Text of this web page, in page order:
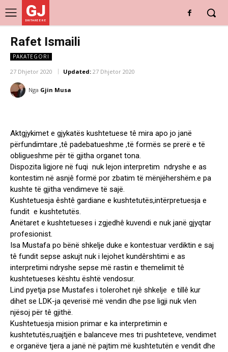
GJ
DRITARE E RE
Rafet Ismaili
PAKATEGORI
27 Dhjetor 2020 Updated: 27 Dhjetor 2020
Nga Gjin Musa
Aktgjykimet e gjykatës kushtetuese tê mira apo jo janë
përfundimtare ,tê padebatueshme ,të formës se prerë e të
obligueshme për të gjitha organet tona.
Dispozita ligjore në fuqi nuk lejon interpretim ndryshe e as
kontestim në asnjê formë por zbatim të mënjëhershëm.e pa
kushte të gjitha vendimeve të sajë.
Kushtetuesja êshtê gardiane e kushtetutës,intërpretuesja e
fundit e kushtetutës.
Anëtaret e kushtetueses i zgjedhê kuvendi e nuk janë gjyqtar
profesionist.
Isa Mustafa po bënë shkelje duke e kontestuar verdiktin e saj
tê fundit sepse askujt nuk i lejohet kundêrshtimi e as
interpretimi ndryshe sepse më rastin e themelimit tê
kushtetueses kështu është vendosur.
Lind pyetja pse Mustafes i tolerohet njê shkelje e tillê kur
dihet se LDK-ja qeverisë më vendin dhe pse ligji nuk vlen
njësoj për tê gjithë.
Kushtetuesja mision primar e ka interpretimin e
kushtetutës,ruajtjën e balanceve mes tri pushteteve, vendimet
e organëve tjera a janë në pajtim më kushtetutën e vendit dhe